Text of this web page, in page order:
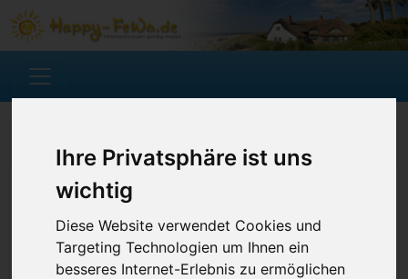
Ihre Privatsphäre ist uns
wichtig
Diese Website verwendet Cookies und
Targeting Technologien um Ihnen ein
besseres Internet-Erlebnis zu ermöglichen
Ferienwohnung suchen